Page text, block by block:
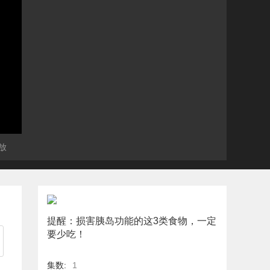
提醒：损害胰岛功能的这3类食物，一定
要少吃！
集数: 1